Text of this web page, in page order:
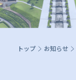
トップ お知らせ